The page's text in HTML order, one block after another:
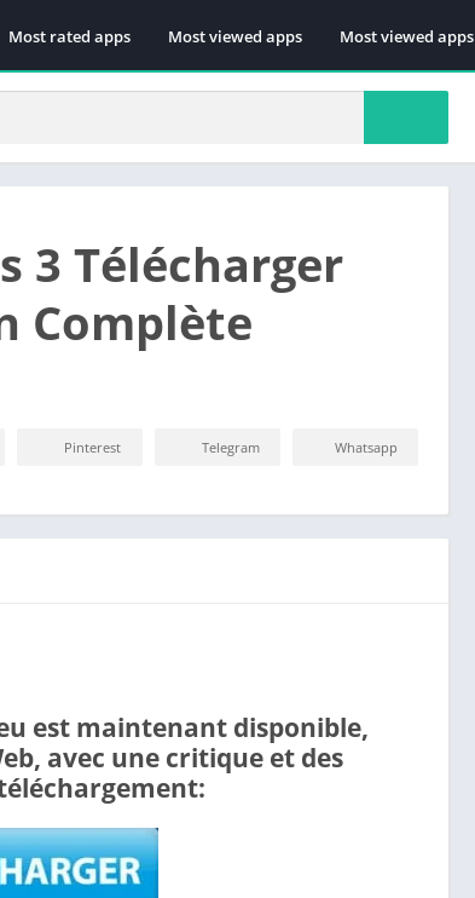
Most rated apps Most viewed apps Most viewed apps
3 Télécharger
Complète
Pinterest Telegram Whatsapp
est maintenant disponible,
avec une critique et des